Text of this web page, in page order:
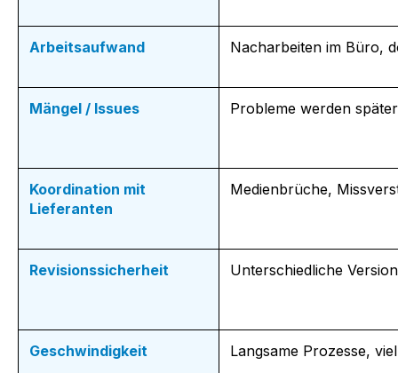
Arbeitsaufwand Nacharbeiten im Büro,
Mängel / Issues Probleme werden
Koordination mit
Lieferanten
Medienbrüche,
Revisionssicherheit Unterschiedliche
Geschwindigkeit Langsame Prozesse,